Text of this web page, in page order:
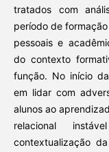
tratados com
período de
pessoais e
do contexto
função. No início
em lidar com
alunos ao
relacional
contextualização